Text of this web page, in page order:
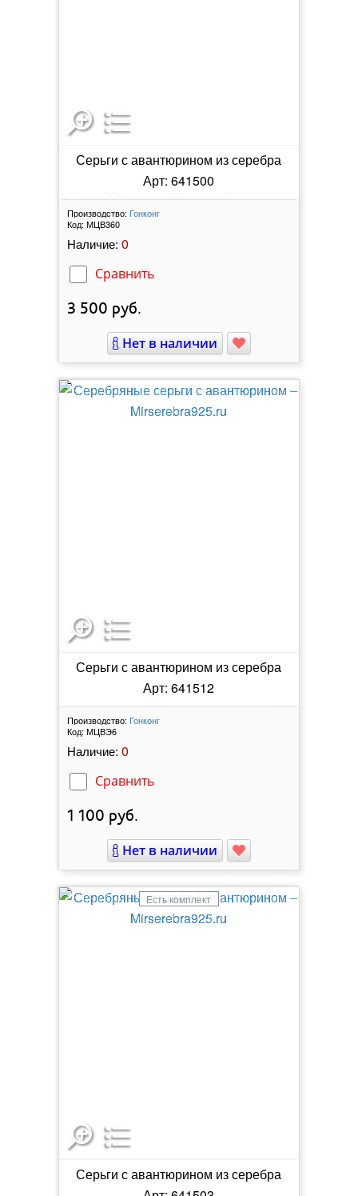
Серьги с авантюрином из серебра
Арт: 641500
Производство: Гонконг
Код: МЦВ360
Наличие: 0
Сравнить
3 500 руб.
Нет в наличии
Серьги с авантюрином из серебра
Арт: 641512
Производство: Гонконг
Код: МЦВЭ6
Наличие: 0
Сравнить
1 100 руб.
Нет в наличии
Есть комплект
Серьги с авантюрином из серебра